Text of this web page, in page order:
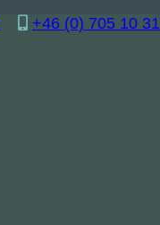
+46 (0) 705 10